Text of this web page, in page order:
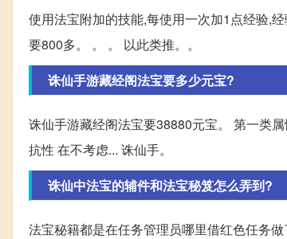
使用法宝附加的技能,每使用一次加1点经验,
要800多。 。 。 以此类推。。
诛仙手游藏经阁法宝要多少元宝?
诛仙手游藏经阁法宝要38880元宝。 第一类
抗性 在不考虑... 诛仙手。
诛仙中法宝的辅件和法宝秘笈怎么弄到?
法宝秘籍都是在任务管理员哪里借红色任务